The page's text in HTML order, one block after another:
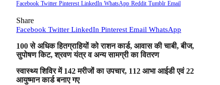
Facebook Twitter Pinterest LinkedIn WhatsApp Reddit Tumblr Email
Share
Facebook Twitter LinkedIn Pinterest Email WhatsApp
100 से अधिक हितग्राहियों को राशन कार्ड, आवास की चाबी, बीज,
सुपोषण किट, श्रवण यंत्र व अन्य सामग्री का वितरण
स्वास्थ्य शिविर में 142 मरीजों का उपचार, 112 आभा आईडी एवं 22
आयुष्मान कार्ड बनाए गए